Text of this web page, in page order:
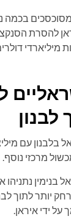
מסוכסכים בכמה
להסרת
מיליארדי
לבנון
בלבנון עם
מרכזי נוסף.
נתניהו
יותר לתוך
ידי איראן.